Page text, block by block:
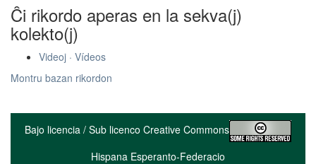
Ĉi rikordo aperas en la sekva(j)
kolekto(j)
Videoj · Vídeos
Montru bazan rikordon
Bajo licencia / Sub licenco Creative Commons
Hispana Esperanto-Federacio